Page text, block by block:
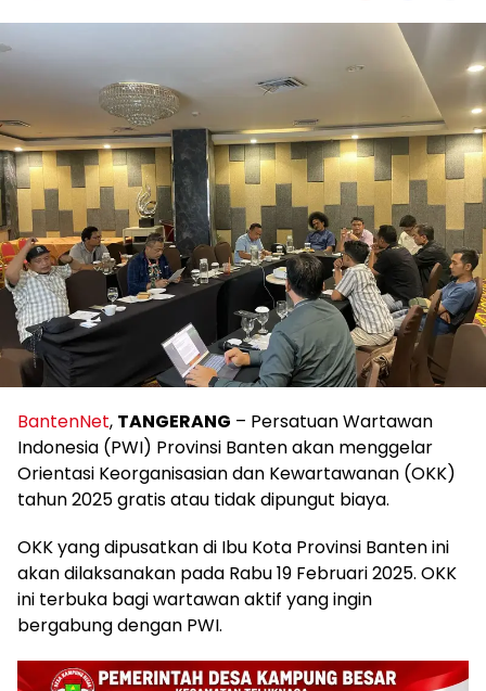
BantenNet, TANGERANG – Persatuan Wartawan
Indonesia (PWI) Provinsi Banten akan menggelar
Orientasi Keorganisasian dan Kewartawanan (OKK)
tahun 2025 gratis atau tidak dipungut biaya.
OKK yang dipusatkan di Ibu Kota Provinsi Banten ini
akan dilaksanakan pada Rabu 19 Februari 2025. OKK
ini terbuka bagi wartawan aktif yang ingin
bergabung dengan PWI.